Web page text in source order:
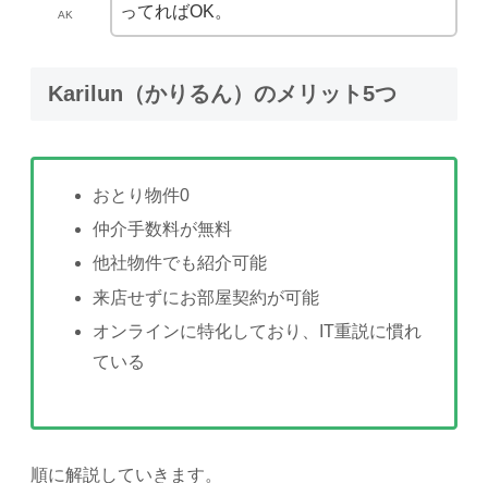
AK
ってればOK。
Karilun（かりるん）のメリット5つ
おとり物件0
仲介手数料が無料
他社物件でも紹介可能
来店せずにお部屋契約が可能
オンラインに特化しており、IT重説に慣れ
ている
順に解説していきます。